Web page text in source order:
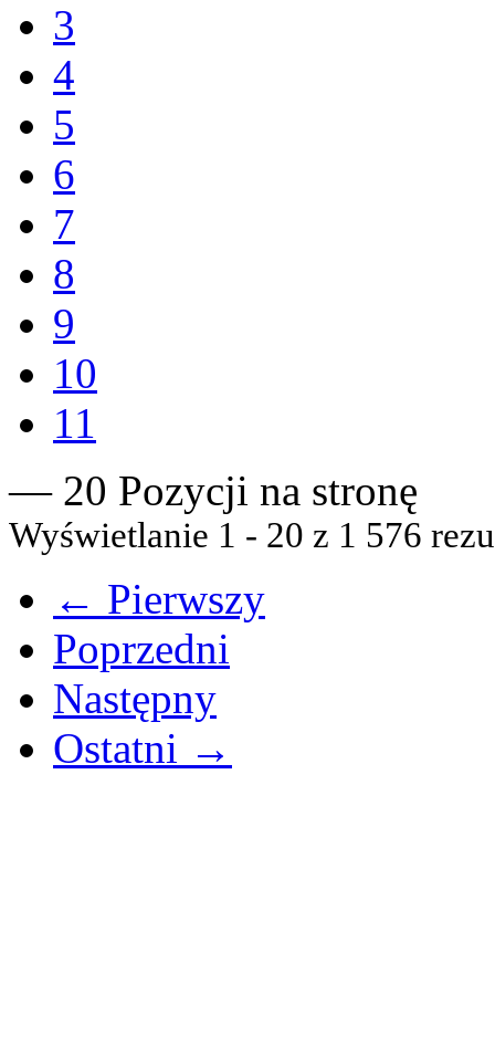
3
4
5
6
7
8
9
10
11
— 20 Pozycji na stronę
Wyświetlanie 1 - 20 z 1 576
← Pierwszy
Poprzedni
Następny
Ostatni →